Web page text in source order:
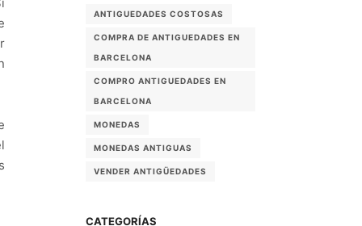
ANTIGUEDADES COSTOSAS
COMPRA DE ANTIGUEDADES EN
BARCELONA
COMPRO ANTIGUEDADES EN
BARCELONA
MONEDAS
MONEDAS ANTIGUAS
VENDER ANTIGÜEDADES
CATEGORÍAS